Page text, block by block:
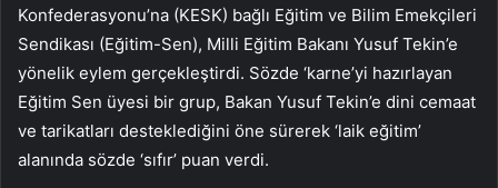
Konfederasyonu’na (KESK) bağlı Eğitim ve Bilim Emekçileri
Sendikası (Eğitim-Sen), Milli Eğitim Bakanı Yusuf Tekin’e
yönelik eylem gerçekleştirdi. Sözde ‘karne’yi hazırlayan
Eğitim Sen üyesi bir grup, Bakan Yusuf Tekin’e dini cemaat
ve tarikatları desteklediğini öne sürerek ‘laik eğitim’
alanında sözde ‘sıfır’ puan verdi.